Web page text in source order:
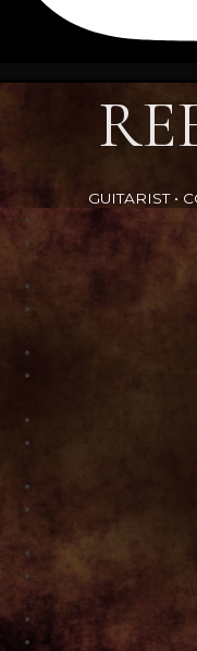
GUITARIST •